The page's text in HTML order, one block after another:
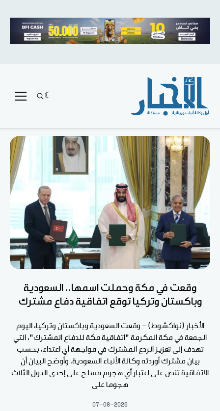
متميز
وقعت في مكة وحملت اسمها.. السعودية
وباكستان وتركيا توقع اتفاقية دفاع مشترك
الأخبار (نواكشوط) - وقعت السعودية وباكستان وتركيا، اليوم
الجمعة في مكة المكرمة "اتفاقية مكة للدفاع المشترك"، التي
تهدف إلى تعزيز الردع المشترك في مواجهة أي اعتداء، بحسب
بيان مشترك أوردته وكالة الأنباء السعودية. وأوضح البيان أن
الاتفاقية تنص على اعتبار أي هجوم مسلح على إحدى الدول الثلاث
هجوما على
07-08-2026